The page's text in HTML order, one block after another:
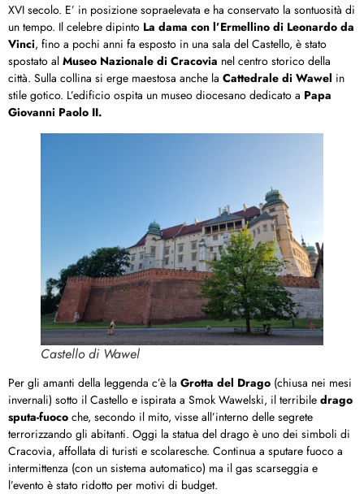
XVI secolo. E’ in posizione sopraelevata e ha conservato la sontuosità di
un tempo. Il celebre dipinto La dama con l’Ermellino di Leonardo da
Vinci, fino a pochi anni fa esposto in una sala del Castello, è stato
spostato al Museo Nazionale di Cracovia nel centro storico della
città. Sulla collina si erge maestosa anche la Cattedrale di Wawel in
stile gotico. L’edificio ospita un museo diocesano dedicato a Papa
Giovanni Paolo II.
Castello di Wawel
Per gli amanti della leggenda c’è la Grotta del Drago (chiusa nei mesi
invernali) sotto il Castello e ispirata a Smok Wawelski, il terribile drago
sputa-fuoco che, secondo il mito, visse all’interno delle segrete
terrorizzando gli abitanti. Oggi la statua del drago è uno dei simboli di
Cracovia, affollata di turisti e scolaresche. Continua a sputare fuoco a
intermittenza (con un sistema automatico) ma il gas scarseggia e
l’evento è stato ridotto per motivi di budget.